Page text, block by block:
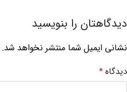
دیدگاهتان را بنویسید
نشانی ایمیل شما منتشر نخواهد شد.
دیدگاه *